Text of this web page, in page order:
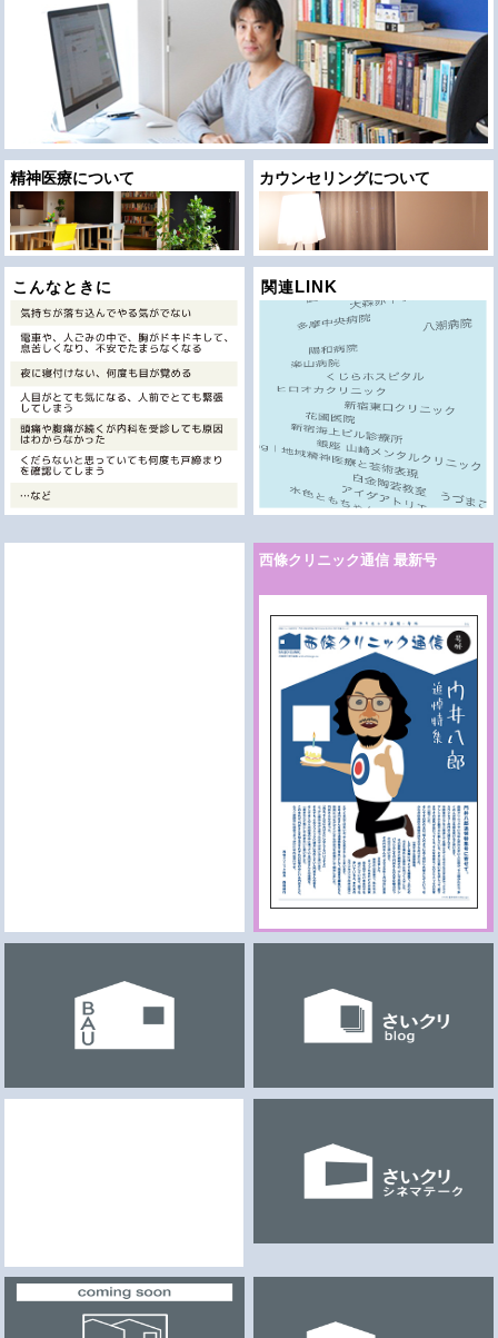
2025.09.29
ブログを更新しました。＜当直勤務終了にあたって＞
2025.08.26
ブログを更新しました。＜西條クリニック 出張講演レポート（都立新
島高校）＞
2024.04.20
2024年4月17日より、キャッシュレス決済がご利用頂けるようになり
ました。
2023.06.04
LOOP.Vol13 に拙文を載せていただきました。或る終焉 の映画評で
す。
精神医療について カウンセリングについて
こんなときに 関連LINK
西條クリニック通信 最新号